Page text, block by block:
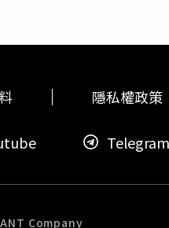
篩檢」。但薛爾認為不妥
人要全面普篩，但批評「民
下為德國漢堡市長彼得薛爾
Leute. Und ich halte es
im Nachteil sein,
國者付檢測費是合理的。
隱私權政策
Telegram
Company